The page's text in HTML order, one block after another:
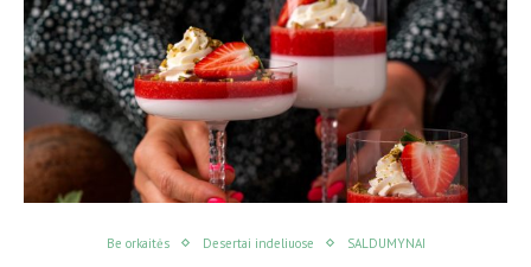
Be orkaitės Desertai indeliuose SALDUMYNAI